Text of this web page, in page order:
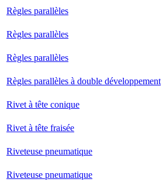
Règles parallèles
Règles parallèles
Règles parallèles
Règles parallèles à double développement
Rivet à tête conique
Rivet à tête fraisée
Riveteuse pneumatique
Riveteuse pneumatique